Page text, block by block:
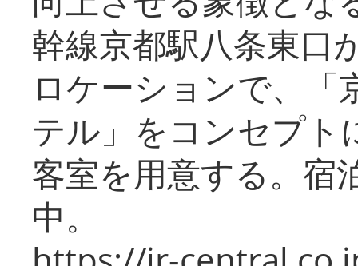
幹線京都駅八条東口
ロケーションで、「
テル」をコンセプト
客室を用意する。宿
中。